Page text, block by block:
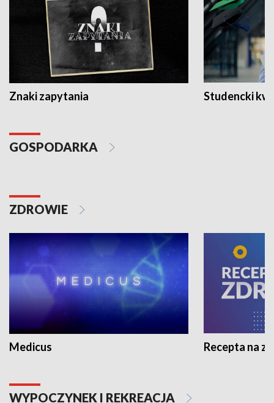
Znaki zapytania Studencki
GOSPODARKA
ZDROWIE
Medicus Recepta na
WYPOCZYNEK I REKREACJA